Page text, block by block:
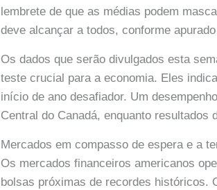
lembrete de que as médias podem
deve alcançar a todos, conforme
Os dados que serão divulgados esta
teste crucial para a economia. Eles
início de ano desafiador. Um
Central do Canadá, enquanto resultados
Mercados em compasso de espera e a
Os mercados financeiros americanos
bolsas próximas de recordes históricos.